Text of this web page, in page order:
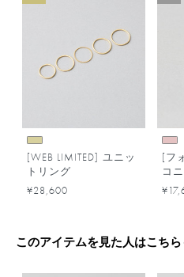
[WEB LIMITED] ユニッ
トリング
¥28,600
[フ
コ
このアイテムを見た人はこち